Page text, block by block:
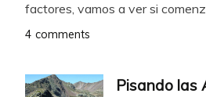
factores, vamos a ver si
4 comments
Pisando las